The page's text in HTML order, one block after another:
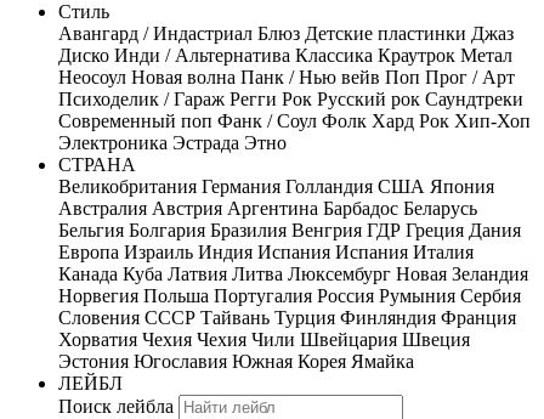
Стиль
Авангард / Индастриал Блюз Детские пластинки Джаз
Диско Инди / Альтернатива Классика Краутрок Метал
Неосоул Новая волна Панк / Нью вейв Поп Прог / Арт
Психоделик / Гараж Регги Рок Русский рок Саундтреки
Современный поп Фанк / Соул Фолк Хард Рок Хип-Хоп
Электроника Эстрада Этно
СТРАНА
Великобритания Германия Голландия США Япония
Австралия Австрия Аргентина Барбадос Беларусь
Бельгия Болгария Бразилия Венгрия ГДР Греция Дания
Европа Израиль Индия Испания Испания Италия
Канада Куба Латвия Литва Люксембург Новая Зеландия
Норвегия Польша Португалия Россия Румыния Сербия
Словения СССР Тайвань Турция Финляндия Франция
Хорватия Чехия Чехия Чили Швейцария Швеция
Эстония Югославия Южная Корея Ямайка
ЛЕЙБЛ
Поиск лейбла